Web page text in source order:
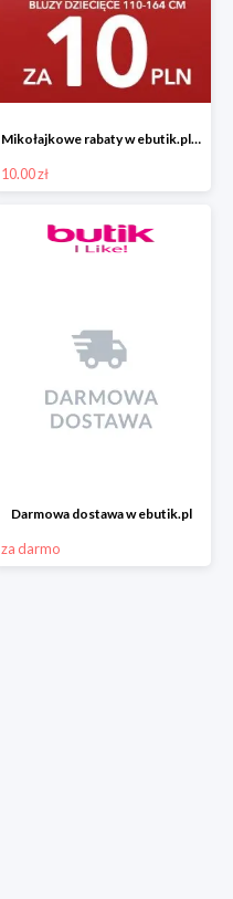
Mikołajkowe rabaty w ebutik.pl bluzy dziecięce za 10 zł
10.00 zł
Darmowa dostawa w ebutik.pl
za darmo